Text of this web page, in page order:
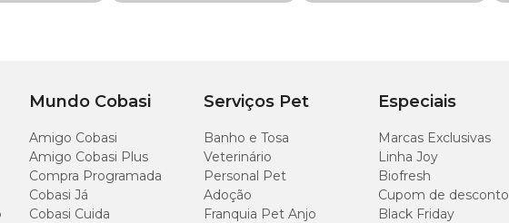
oxima
3 tabletes mastigáveis
7,6 a 15kg
deve ser feita com a administração de um tablete via oral por mês. É importante
o efeito desejado.
Spectra M . Antes de administrar o medicamento, consulte um médico-veterinário de
Mundo Cobasi
Amigo Cobasi
Amigo Cobasi Plus
Compra Programada
Cobasi Já
Cobasi Cuida
Serviços Pet
Banho e Tosa
Veterinário
Personal Pet
Adoção
Franquia Pet Anjo
Especiais
Marcas Exclusivas
Linha Joy
Biofresh
Cupom de desconto
Black Friday